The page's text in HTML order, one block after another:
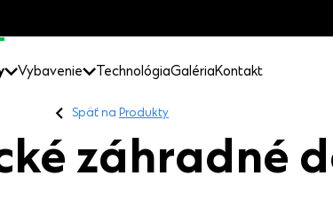
Vybavenie TechnológiaGalériaKontakt
Späť na Produkty
záhradné